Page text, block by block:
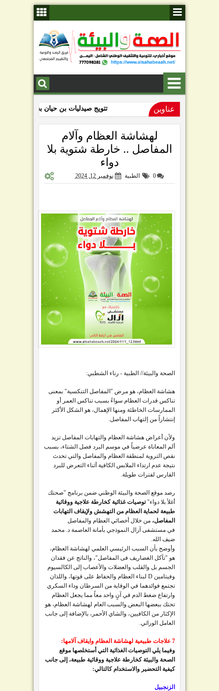
عناوين
تتويج صيدليات بن حيان بشرفية الجودة
لهشاشة العظام وآلام
المفاصل .. خارطة شتوية بلا
دواء
0 الطبية نوفمبر 12, 2024
الصحة والبيئة// الطبية - رناء الشطبي:
هشاشة العظام، هو مرض "المفاصل التنكسية" بمعنى
تناكس قدرات العظام سواءً بسبب تناكس العمر أو
الممارسات الخاطئة ومنها الإهمال، هو الشكل الأكثر
إنتشاراً من إلتهاب المفاصل.
ولأن أعراض هشاشة العظام والتهابات المفاصل تزيد
ألم المعاناة عرضياً في موسم البرد فصل الشتاء، بسبب
نقص التروية لمنطقة العظام والمفاصل والتي تحدث
نتيجة عدم ارتداء الملابس الكافية أثناء التعرض للبرد
القارس لفترات طويلة.
رصد موقع الصحة والبيئة الوطني ضمن برنامج "صحتك
أغلأ بلا دواء" توصيات غذائية كخارطة علاجية ووقائية
طبيعة لحماية العظام من التهشش ولإيقاف التهابات
المفاصل، من خلال أخصائي العظام والمفاصل
في مستشفى آزال النموذجي بأمانة العاصمة د. محمد
ضيف الله.
وأوضح بأن السبب الرئيسي العلمي لهشاشة العظام،
هو "تآكل الغضاريف فى المفاصل"، والناتج عن فقدان
الجسم بل والقلب والعضلات والأعصاب إلى الكالسيوم
وفيتامين D لبناء العظام والحفاظ على قوتها، واللذان
تجتمع فوائدهما في الوقاية من السرطان وداء السكري
وارتفاع ضغط الدم في آنٍ واحد معاً مما يجعل العظام
تحتك ببعضها البعض. والسبب العام لهشاشة العظام، هو
الإكثار من الكافيين، والشاي الأحمر، بالإضافة إلى جانب
العامل الوراثي.
7 علاجات طبيعية لهشاشة العظام وايقاف آلامها:
وفيما يلي التوصيات الغذائية التي أستخلصها موقع
الصحة والبيئة كخارطة علاجية ووقائية طبيعة، إلى جانب
كيفية التحضير والاستخدام كالتالي:
الزنجبيل